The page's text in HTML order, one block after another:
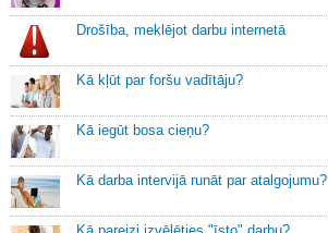
Drošība, meklējot darbu internetā
Kā kļūt par foršu vadītāju?
Kā iegūt bosa cieņu?
Kā darba intervijā runāt par atalgojumu?